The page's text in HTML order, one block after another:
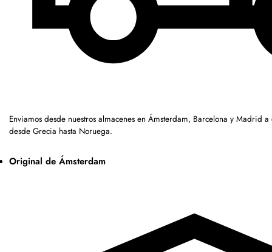
Enviamos desde nuestros almacenes en Ámsterdam, Barcelona y Madrid
desde Grecia hasta Noruega.
Original de Ámsterdam